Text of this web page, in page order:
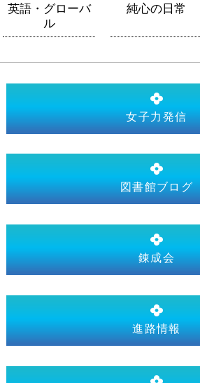
英語・グローバ
ル
純心の日常
女子力発信
図書館ブログ
錬成会
進路情報